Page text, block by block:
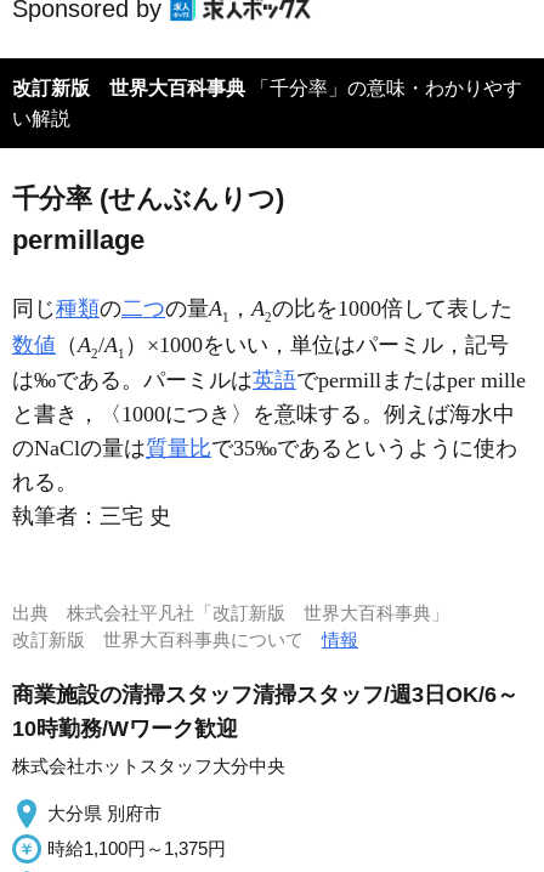
Sponsored by
改訂新版 世界大百科事典 「千分率」の意味・わかりやす
い解説
千分率 (せんぶんりつ)
permillage
同じ種類の二つの量A1 ，A2の比を1000倍して表した
数値 （A2/A1 ）×1000をいい，単位はパーミル，記号
は‰である。パーミルは英語でpermillまたはper mille
と書き，〈1000につき〉を意味する。例えば海水中
のNaClの量は質量比で35‰であるというように使わ
れる。
執筆者： 三宅 史
出典 株式会社平凡社「改訂新版 世界大百科事典」
改訂新版 世界大百科事典について情報
商業施設の清掃スタッフ清掃スタッフ/週3日OK/6～
10時勤務/Wワーク歓迎
株式会社ホットスタッフ大分中央
大分県 別府市
時給1,100円～1,375円